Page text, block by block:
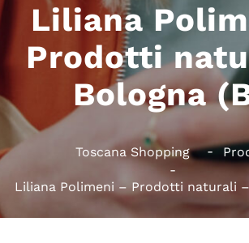
Liliana
Prodotti
Bologna
Toscana Shopping
Liliana Polimeni – Prodotti naturali